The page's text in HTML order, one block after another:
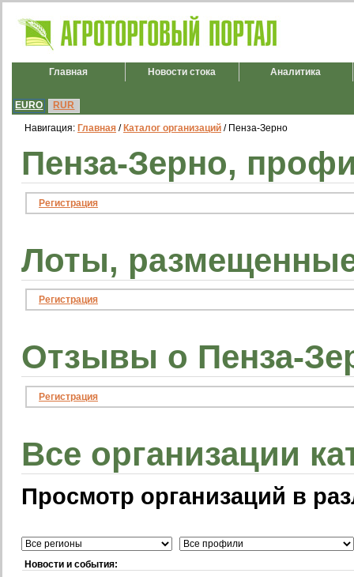
Главная Новости стока Аналитика
EURO RUR
Навигация: Главная / Каталог организаций / Пенза-Зерно
Пенза-Зерно,
Регистрация
Лоты,
Регистрация
Отзывы о Пенза-
Регистрация
Все организации
Просмотр организаций в
Новости и события: